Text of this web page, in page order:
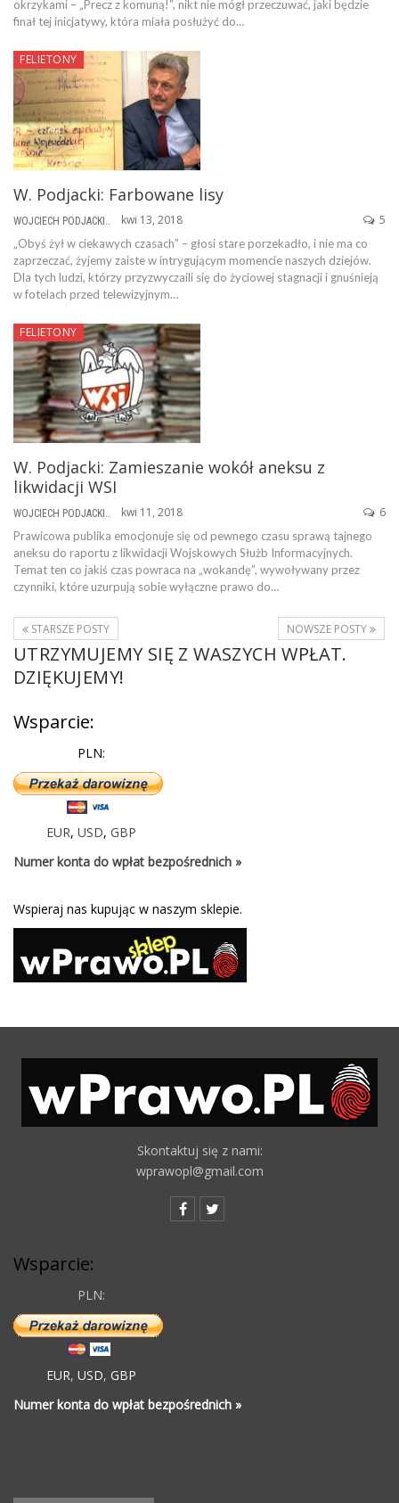
okrzykami – „Precz z komuną!”, nikt nie mógł przeczuwać, jaki będzie
finał tej inicjatywy, która miała posłużyć do…
FELIETONY
W. Podjacki: Farbowane lisy
WOJCIECH PODJACKI kwi 13, 2018 5
„Obyś żył w ciekawych czasach” – głosi stare porzekadło, i nie ma co
zaprzeczać, żyjemy zaiste w intrygującym momencie naszych dziejów.
Dla tych ludzi, którzy przyzwyczaili się do życiowej stagnacji i gnuśnieją
w fotelach przed telewizyjnym…
FELIETONY
W. Podjacki: Zamieszanie wokół aneksu z
likwidacji WSI
WOJCIECH PODJACKI kwi 11, 2018 6
Prawicowa publika emocjonuje się od pewnego czasu sprawą tajnego
aneksu do raportu z likwidacji Wojskowych Służb Informacyjnych.
Temat ten co jakiś czas powraca na „wokandę”, wywoływany przez
czynniki, które uzurpują sobie wyłączne prawo do…
STARSZE POSTY NOWSZE POSTY
UTRZYMUJEMY SIĘ Z WASZYCH WPŁAT.
DZIĘKUJEMY!
Wsparcie:
PLN:
EUR, USD, GBP
Numer konta do wpłat bezpośrednich »
Wspieraj nas kupując w naszym sklepie.
Skontaktuj się z nami:
wprawopl@gmail.com
Wsparcie:
PLN:
EUR, USD, GBP
Numer konta do wpłat bezpośrednich »